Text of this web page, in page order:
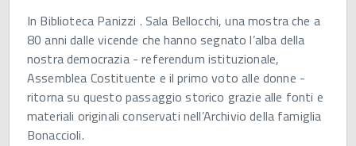
In Biblioteca Panizzi . Sala Bellocchi, una mostra che a
80 anni dalle vicende che hanno segnato l’alba della
nostra democrazia - referendum istituzionale,
Assemblea Costituente e il primo voto alle donne -
ritorna su questo passaggio storico grazie alle fonti e
materiali originali conservati nell’Archivio della famiglia
Bonaccioli.